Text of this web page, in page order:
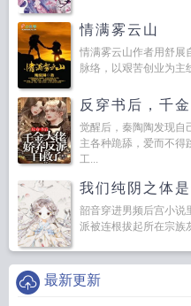
情满雾云山
情满雾云山作者用舒展
脉络，以艰苦创业为主
反穿书后，千
觉醒后，秦陶陶发现自
主各种跪舔，爱而不得
工...
我们纯阴之体
韶音穿进男频后宫小说
派被连根拔起所在宗族
最新更新